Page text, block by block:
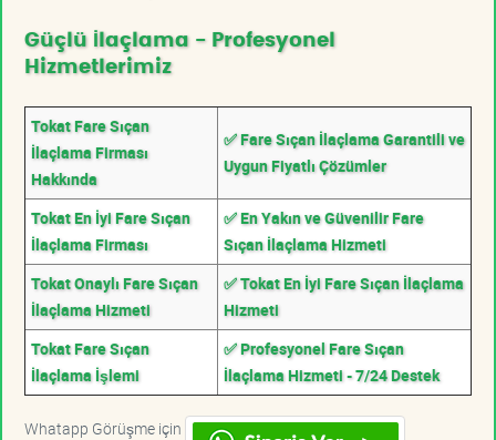
Güçlü İlaçlama - Profesyonel
Hizmetlerimiz
Tokat Fare Sıçan
İlaçlama Firması
Hakkında
✅ Fare Sıçan İlaçlama Garantili ve
Uygun Fiyatlı Çözümler
Tokat En İyi Fare Sıçan
İlaçlama Firması
✅ En Yakın ve Güvenilir Fare
Sıçan İlaçlama Hizmeti
Tokat Onaylı Fare Sıçan
İlaçlama Hizmeti
✅ Tokat En İyi Fare Sıçan İlaçlama
Hizmeti
Tokat Fare Sıçan
İlaçlama İşlemi
✅ Profesyonel Fare Sıçan
İlaçlama Hizmeti - 7/24 Destek
Whatapp Görüşme için